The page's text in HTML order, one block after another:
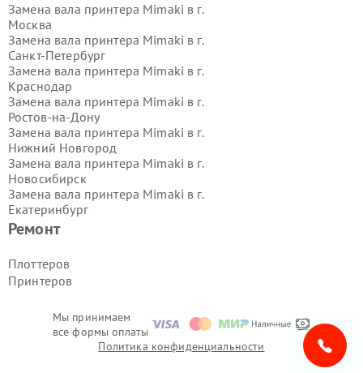
Мы принимаем
все формы оплаты
Ремонт
Плоттеров
Принтеров
Замена вала принтера Mimaki в г.
Москва
Замена вала принтера Mimaki в г.
Санкт-Петербург
Замена вала принтера Mimaki в г.
Краснодар
Замена вала принтера Mimaki в г.
Ростов-на-Дону
Замена вала принтера Mimaki в г.
Нижний Новгород
Замена вала принтера Mimaki в г.
Новосибирск
Замена вала принтера Mimaki в г.
Екатеринбург
Замена вала принтера Mimaki в г.
Замена вала принтера Mimaki в г.
Воронеж
Замена вала принтера Mimaki в г.
Замена вала принтера Mimaki в г.
Замена вала принтера Mimaki в г.
Политика конфиденциальности